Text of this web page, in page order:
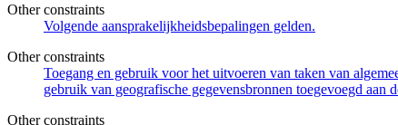
Other constraints
Volgende aansprakelijkheidsbepalingen gelden.
Other constraints
Toegang en gebruik voor het uitvoeren van taken van
gebruik van geografische gegevensbronnen toegevoegd
Other constraints